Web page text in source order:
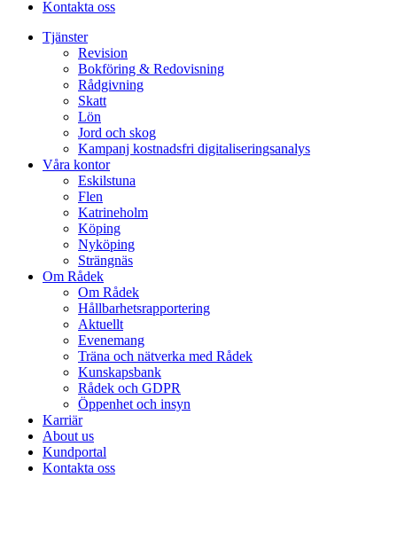
Kontakta oss
Tjänster
Revision
Bokföring & Redovisning
Rådgivning
Skatt
Lön
Jord och skog
Kampanj kostnadsfri digitaliseringsanalys
Våra kontor
Eskilstuna
Flen
Katrineholm
Köping
Nyköping
Strängnäs
Om Rådek
Om Rådek
Hållbarhetsrapportering
Aktuellt
Evenemang
Träna och nätverka med Rådek
Kunskapsbank
Rådek och GDPR
Öppenhet och insyn
Karriär
About us
Kundportal
Kontakta oss